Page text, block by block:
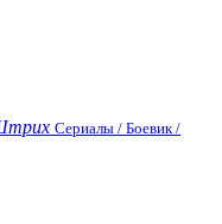
Сериалы / Боевик /